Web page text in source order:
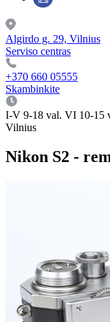
Algirdo g. 29, Vilnius
Serviso centras
+370 660 05555
Skambinkite
I-V 9-18 val. VI 10-15
Vilnius
Nikon S2 -